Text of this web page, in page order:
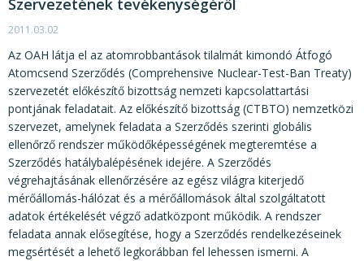
Szervezetének tevékenységéről
2011.03.02
Az OAH látja el az atomrobbantások tilalmát kimondó Átfogó
Atomcsend Szerződés (Comprehensive Nuclear-Test-Ban Treaty)
szervezetét előkészítő bizottság nemzeti kapcsolattartási
pontjának feladatait. Az előkészítő bizottság (CTBTO) nemzetközi
szervezet, amelynek feladata a Szerződés szerinti globális
ellenőrző rendszer működőképességének megteremtése a
Szerződés hatálybalépésének idejére. A Szerződés
végrehajtásának ellenőrzésére az egész világra kiterjedő
mérőállomás-hálózat és a mérőállomások által szolgáltatott
adatok értékelését végző adatközpont működik. A rendszer
feladata annak elősegítése, hogy a Szerződés rendelkezéseinek
megsértését a lehető legkorábban fel lehessen ismerni. A